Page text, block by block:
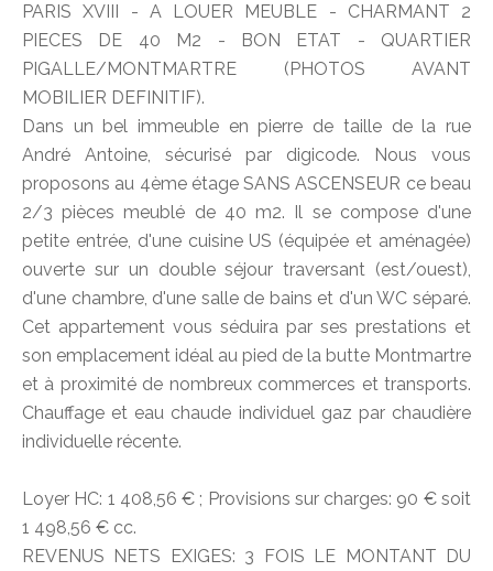
PARIS XVIII - A LOUER MEUBLE - CHARMANT 2
PIECES DE 40 M2 - BON ETAT - QUARTIER
PIGALLE/MONTMARTRE (PHOTOS AVANT
MOBILIER DEFINITIF).
Dans un bel immeuble en pierre de taille de la rue
André Antoine, sécurisé par digicode. Nous vous
proposons au 4ème étage SANS ASCENSEUR ce beau
2/3 pièces meublé de 40 m2. Il se compose d'une
petite entrée, d'une cuisine US (équipée et aménagée)
ouverte sur un double séjour traversant (est/ouest),
d'une chambre, d'une salle de bains et d'un WC séparé.
Cet appartement vous séduira par ses prestations et
son emplacement idéal au pied de la butte Montmartre
et à proximité de nombreux commerces et transports.
Chauffage et eau chaude individuel gaz par chaudière
individuelle récente.
Loyer HC: 1 408,56 € ; Provisions sur charges: 90 € soit
1 498,56 € cc.
REVENUS NETS EXIGES: 3 FOIS LE MONTANT DU